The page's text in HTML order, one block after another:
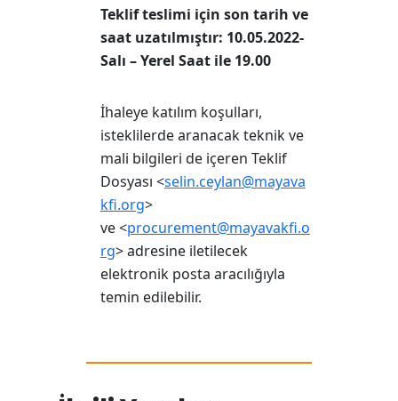
Teklif teslimi için son tarih ve
saat uzatılmıştır: 10.05.2022-
Salı – Yerel Saat ile 19.00
İhaleye katılım koşulları,
isteklilerde aranacak teknik ve
mali bilgileri de içeren Teklif
Dosyası <selin.ceylan@mayava
kfi.org>
ve <procurement@mayavakfi.o
rg> adresine iletilecek
elektronik posta aracılığıyla
temin edilebilir.